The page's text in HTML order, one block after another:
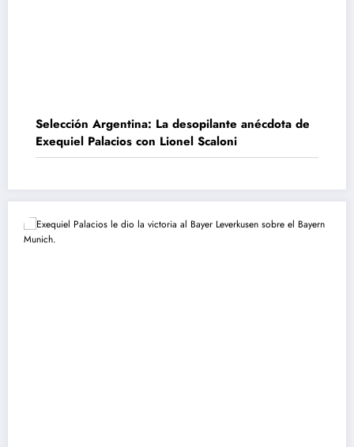
Selección Argentina: La desopilante anécdota de
Exequiel Palacios con Lionel Scaloni